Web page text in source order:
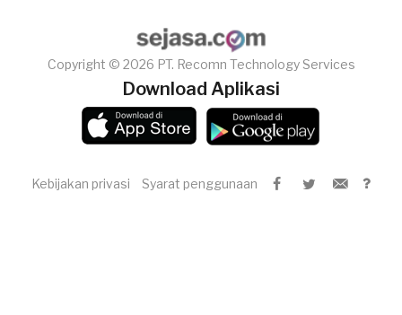
Copyright © 2026 PT. Recomn Technology Services
Download Aplikasi
Kebijakan privasi Syarat penggunaan